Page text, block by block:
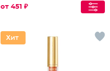
от 451 ₽